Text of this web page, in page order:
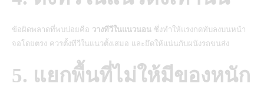
ข้อผิดพลาดที่พบบ่อยคือ วางทีวีในแนวนอน ซึ่งทำให้แรงกดทับลงบนหน้า
จอโดยตรง ควรตั้งทีวีในแนวตั้งเสมอ และยึดให้แน่นกับผนังรถขนส่ง
5. แยกพื้นที่ไม่ให้มีของหนัก